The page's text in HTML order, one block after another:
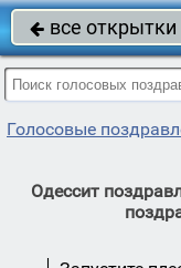
 все открытки
Голосовые
Одессит